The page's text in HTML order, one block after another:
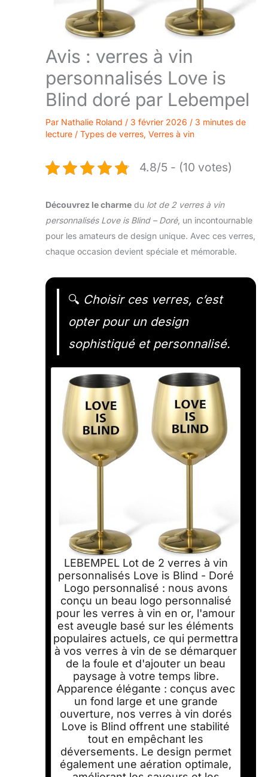
Avis : verres à vin
personnalisés Love is
Blind doré par Lebempel
Par Nathalie Roland / 3 février 2026 / 3 minutes de
lecture / Types de verres, Verres à vin
4.8/5 - (10 votes)
Découvrez le charme du lot de 2 verres à vin
personnalisés Love is Blind – Doré, un incontournable
pour les amateurs de design unique. Avec ces verres,
chaque occasion devient spéciale et mémorable.
🔍 Choisir ces verres, c’est
opter pour un design
sophistiqué et personnalisé.
LEBEMPEL Lot de 2 verres à vin
personnalisés Love is Blind - Doré
Logo personnalisé : nous avons
conçu un beau logo personnalisé
pour les verres à vin en or, l'amour
est aveugle basé sur les éléments
populaires actuels, ce qui permettra
à vos verres à vin de se démarquer
de la foule et d'ajouter un beau
paysage à votre temps libre.
Apparence élégante : conçus avec
un fond large et une grande
ouverture, nos verres à vin dorés
Love is Blind offrent une stabilité
tout en empêchant les
déversements. Le design permet
également une aération optimale,